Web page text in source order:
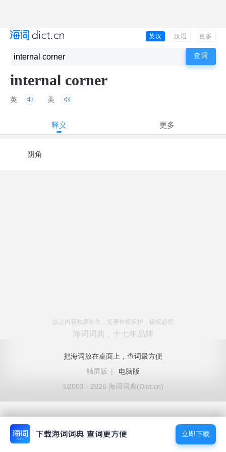
英汉 汉语 更多
internal corner
英 美
释义 更多
阴角
以上内容独家创作，受著作权保护，侵权必究
海词词典，十七年品牌
把海词放在桌面上，查词最方便
触屏版
|
电脑版
©2003 - 2026 海词词典(Dict.cn)
立即下载
立即下载